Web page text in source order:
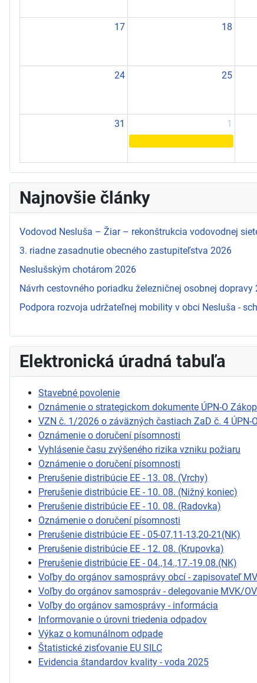
17 18
24 25
31 1
Najnovšie články
Vodovod Nesluša – Žiar – rekonštrukcia vodovodnej
3. riadne zasadnutie obecného zastupiteľstva 2026
Neslušským chotárom 2026
Návrh cestovného poriadku železničnej osobnej
Podpora rozvoja udržateľnej mobility v obci Nesluša -
Elektronická úradná tabuľa
Stavebné povolenie
Oznámenie o strategickom dokumente ÚPN-O
VZN č. 1/2026 o záväzných častiach ZaD č. 4 ÚPN-
Oznámenie o doručení písomnosti
Vyhlásenie času zvýšeného rizika vzniku požiaru
Oznámenie o doručení písomnosti
Prerušenie distribúcie EE - 13. 08. (Vrchy)
Prerušenie distribúcie EE - 10. 08. (Nižný koniec)
Prerušenie distribúcie EE - 10. 08. (Radovka)
Oznámenie o doručení písomnosti
Prerušenie distribúcie EE - 05-07,11-13,20-21(NK)
Prerušenie distribúcie EE - 12. 08. (Krupovka)
Prerušenie distribúcie EE - 04.,14.,17.-19.08.(NK)
Voľby do orgánov samosprávy obcí - zapisovateľ
Voľby do orgánov samospráv - delegovanie MVK/
Voľby do orgánov samosprávy - informácia
Informovanie o úrovni triedenia odpadov
Výkaz o komunálnom odpade
Štatistické zisťovanie EU SILC
Evidencia štandardov kvality - voda 2025